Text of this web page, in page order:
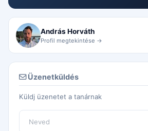
András Horváth
Profil megtekintése →
Üzenetküldés
Küldj üzenetet a tanárnak